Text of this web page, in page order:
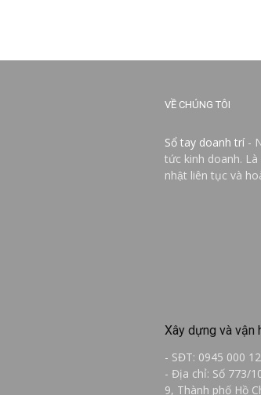
VỀ CHÚNG TÔI
Sổ tay doanh trí -
tức kinh doanh.
nhật liên tục và
Xây dựng và vận
- SĐT: 0945 000
- Địa chỉ: Số 773/
9, Thành phố Hồ